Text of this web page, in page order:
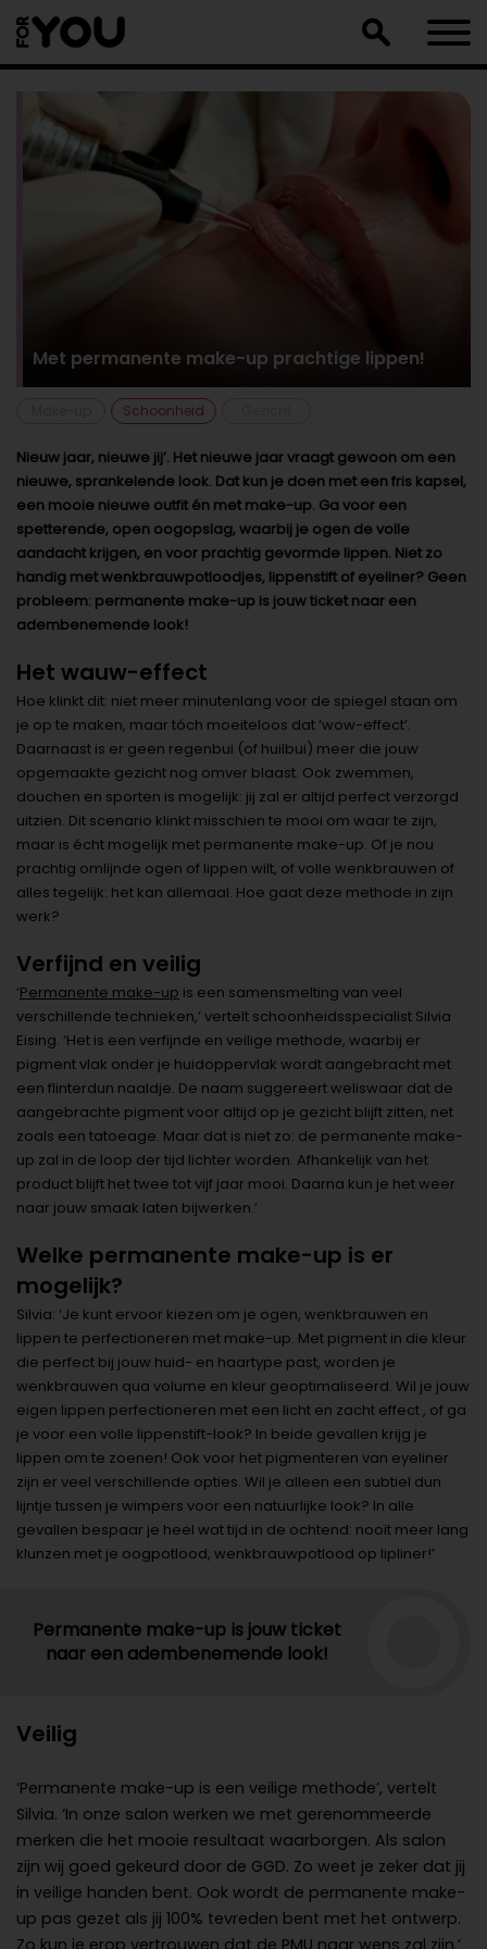
naar
artikel
Met permanente make-up prachtige lippen!
Schoonheid
Nieuw jaar, nieuwe jij’. Het nieuwe jaar vraagt gewoon om een
nieuwe, sprankelende look. Dat kun je doen met een fris kapsel,
een mooie nieuwe outfit én met make-up. Ga voor een
spetterende, open oogopslag, waarbij je ogen de volle
aandacht krijgen, en voor prachtig gevormde lippen. Niet zo
handig met wenkbrauwpotloodjes, lippenstift of eyeliner? Geen
probleem: permanente make-up is jouw ticket naar een
adembenemende look!
Het wauw-effect
Hoe klinkt dit: niet meer minutenlang voor de spiegel staan om
je op te maken, maar tóch moeiteloos dat ‘wow-effect’.
Daarnaast is er geen regenbui (of huilbui) meer die jouw
opgemaakte gezicht nog omver blaast. Ook zwemmen,
douchen en sporten is mogelijk: jij zal er altijd perfect verzorgd
uitzien. Dit scenario klinkt misschien te mooi om waar te zijn,
maar is écht mogelijk met permanente make-up. Of je nou
prachtig omlijnde ogen of lippen wilt, of volle wenkbrauwen of
alles tegelijk: het kan allemaal. Hoe gaat deze methode in zijn
werk?
Verfijnd en veilig
‘Permanente make-up is een samensmelting van veel
verschillende technieken,’ vertelt schoonheidsspecialist Silvia
Eising. ‘Het is een verfijnde en veilige methode, waarbij er
pigment vlak onder je huidoppervlak wordt aangebracht met
een flinterdun naaldje. De naam suggereert weliswaar dat de
aangebrachte pigment voor altijd op je gezicht blijft zitten, net
zoals een tatoeage. Maar dat is niet zo: de permanente make-
up zal in de loop der tijd lichter worden. Afhankelijk van het
product blijft het twee tot vijf jaar mooi. Daarna kun je het weer
naar jouw smaak laten bijwerken.’
Welke permanente make-up is er
mogelijk?
Silvia: ‘Je kunt ervoor kiezen om je ogen, wenkbrauwen en
lippen te perfectioneren met make-up. Met pigment in die kleur
die perfect bij jouw huid- en haartype past, worden je
wenkbrauwen qua volume en kleur geoptimaliseerd. Wil je jouw
eigen lippen perfectioneren met een licht en zacht effect , of ga
je voor een volle lippenstift-look? In beide gevallen krijg je
lippen om te zoenen! Ook voor het pigmenteren van eyeliner
zijn er veel verschillende opties. Wil je alleen een subtiel dun
lijntje tussen je wimpers voor een natuurlijke look? In alle
gevallen bespaar je heel wat tijd in de ochtend: nooit meer lang
klunzen met je oogpotlood, wenkbrauwpotlood op lipliner!’
Permanente make-up is jouw ticket
naar een adembenemende look!
Veilig
‘Permanente make-up is een veilige methode’, vertelt
Silvia. ‘In onze salon werken we met gerenommeerde
merken die het mooie resultaat waarborgen. Als salon
zijn wij goed gekeurd door de GGD. Zo weet je zeker dat jij
in veilige handen bent. Ook wordt de permanente make-
up pas gezet als jij 100% tevreden bent met het ontwerp.